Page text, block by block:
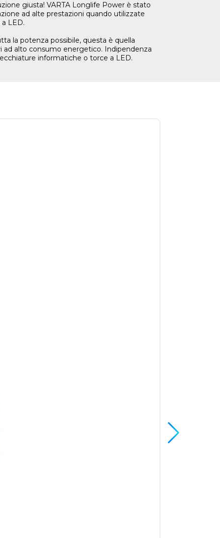
giusta! VARTA Longlife Power è stato
ad alte prestazioni quando utilizzate
LED.
la potenza possibile, questa è quella
ad alto consumo energetico. Indipendenza
informatiche o torce a LED.